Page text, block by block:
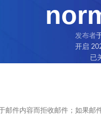
发布者
开启
已
件内容而拒收邮件；如果邮